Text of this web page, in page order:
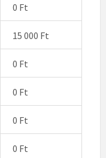
0 Ft
15 000 Ft
0 Ft
0 Ft
0 Ft
0 Ft